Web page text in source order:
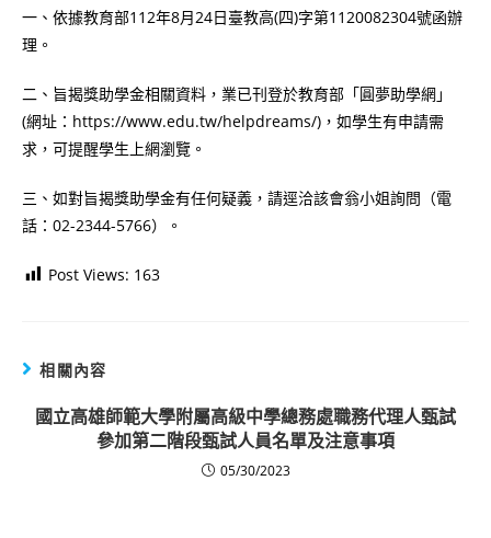
一、依據教育部112年8月24日臺教高(四)字第1120082304號函辦
理。
二、旨揭獎助學金相關資料，業已刊登於教育部「圓夢助學網」
(網址：https://www.edu.tw/helpdreams/)，如學生有申請需
求，可提醒學生上網瀏覽。
三、如對旨揭獎助學金有任何疑義，請逕洽該會翁小姐詢問（電
話：02-2344-5766）。
Post Views: 163
相關內容
國立高雄師範大學附屬高級中學總務處職務代理人甄試
參加第二階段甄試人員名單及注意事項
05/30/2023